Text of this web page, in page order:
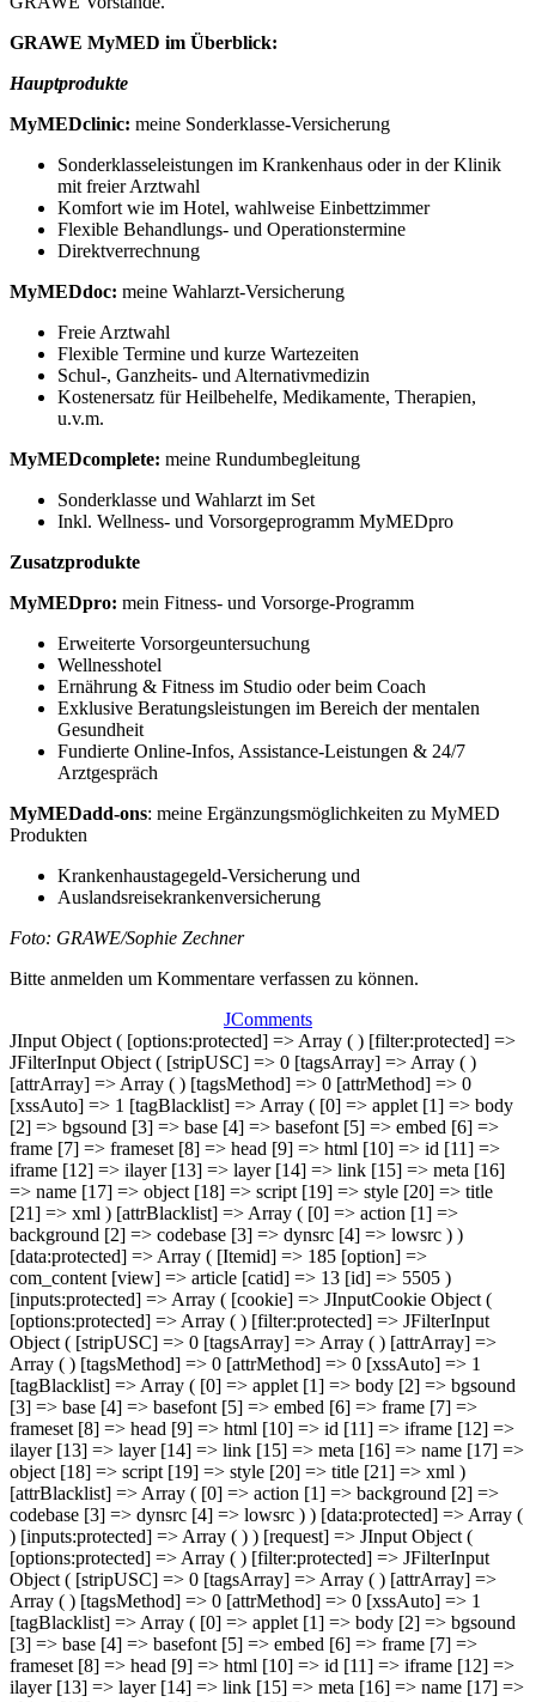
GRAWE MyMED im Überblick:
Hauptprodukte
MyMEDclinic: meine Sonderklasse-Versicherung
Sonderklasseleistungen im Krankenhaus oder in der Klinik
mit freier Arztwahl
Komfort wie im Hotel, wahlweise Einbettzimmer
Flexible Behandlungs- und Operationstermine
Direktverrechnung
MyMEDdoc: meine Wahlarzt-Versicherung
Freie Arztwahl
Flexible Termine und kurze Wartezeiten
Schul-, Ganzheits- und Alternativmedizin
Kostenersatz für Heilbehelfe, Medikamente, Therapien,
u.v.m.
MyMEDcomplete: meine Rundumbegleitung
Sonderklasse und Wahlarzt im Set
Inkl. Wellness- und Vorsorgeprogramm MyMEDpro
Zusatzprodukte
MyMEDpro: mein Fitness- und Vorsorge-Programm
Erweiterte Vorsorgeuntersuchung
Wellnesshotel
Ernährung & Fitness im Studio oder beim Coach
Exklusive Beratungsleistungen im Bereich der mentalen
Gesundheit
Fundierte Online-Infos, Assistance-Leistungen & 24/7
Arztgespräch
MyMEDadd-ons: meine Ergänzungsmöglichkeiten zu MyMED
Produkten
Krankenhaustagegeld-Versicherung und
Auslandsreisekrankenversicherung
Foto: GRAWE/Sophie Zechner
Bitte anmelden um Kommentare verfassen zu können.
JComments
JInput Object ( [options:protected] => Array ( ) [filter:protected] =>
JFilterInput Object ( [stripUSC] => 0 [tagsArray] => Array ( )
[attrArray] => Array ( ) [tagsMethod] => 0 [attrMethod] => 0
[xssAuto] => 1 [tagBlacklist] => Array ( [0] => applet [1] => body
[2] => bgsound [3] => base [4] => basefont [5] => embed [6] =>
frame [7] => frameset [8] => head [9] => html [10] => id [11] =>
iframe [12] => ilayer [13] => layer [14] => link [15] => meta [16]
=> name [17] => object [18] => script [19] => style [20] => title
[21] => xml ) [attrBlacklist] => Array ( [0] => action [1] =>
background [2] => codebase [3] => dynsrc [4] => lowsrc ) )
[data:protected] => Array ( [Itemid] => 185 [option] =>
com_content [view] => article [catid] => 13 [id] => 5505 )
[inputs:protected] => Array ( [cookie] => JInputCookie Object (
[options:protected] => Array ( ) [filter:protected] => JFilterInput
Object ( [stripUSC] => 0 [tagsArray] => Array ( ) [attrArray] =>
Array ( ) [tagsMethod] => 0 [attrMethod] => 0 [xssAuto] => 1
[tagBlacklist] => Array ( [0] => applet [1] => body [2] => bgsound
[3] => base [4] => basefont [5] => embed [6] => frame [7] =>
frameset [8] => head [9] => html [10] => id [11] => iframe [12] =>
ilayer [13] => layer [14] => link [15] => meta [16] => name [17] =>
object [18] => script [19] => style [20] => title [21] => xml )
[attrBlacklist] => Array ( [0] => action [1] => background [2] =>
codebase [3] => dynsrc [4] => lowsrc ) ) [data:protected] => Array (
) [inputs:protected] => Array ( ) ) [request] => JInput Object (
[options:protected] => Array ( ) [filter:protected] => JFilterInput
Object ( [stripUSC] => 0 [tagsArray] => Array ( ) [attrArray] =>
Array ( ) [tagsMethod] => 0 [attrMethod] => 0 [xssAuto] => 1
[tagBlacklist] => Array ( [0] => applet [1] => body [2] => bgsound
[3] => base [4] => basefont [5] => embed [6] => frame [7] =>
frameset [8] => head [9] => html [10] => id [11] => iframe [12] =>
ilayer [13] => layer [14] => link [15] => meta [16] => name [17] =>